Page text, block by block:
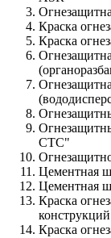
Краска
Краска
СТС"
Цементная
Цементная
Краска
Краска